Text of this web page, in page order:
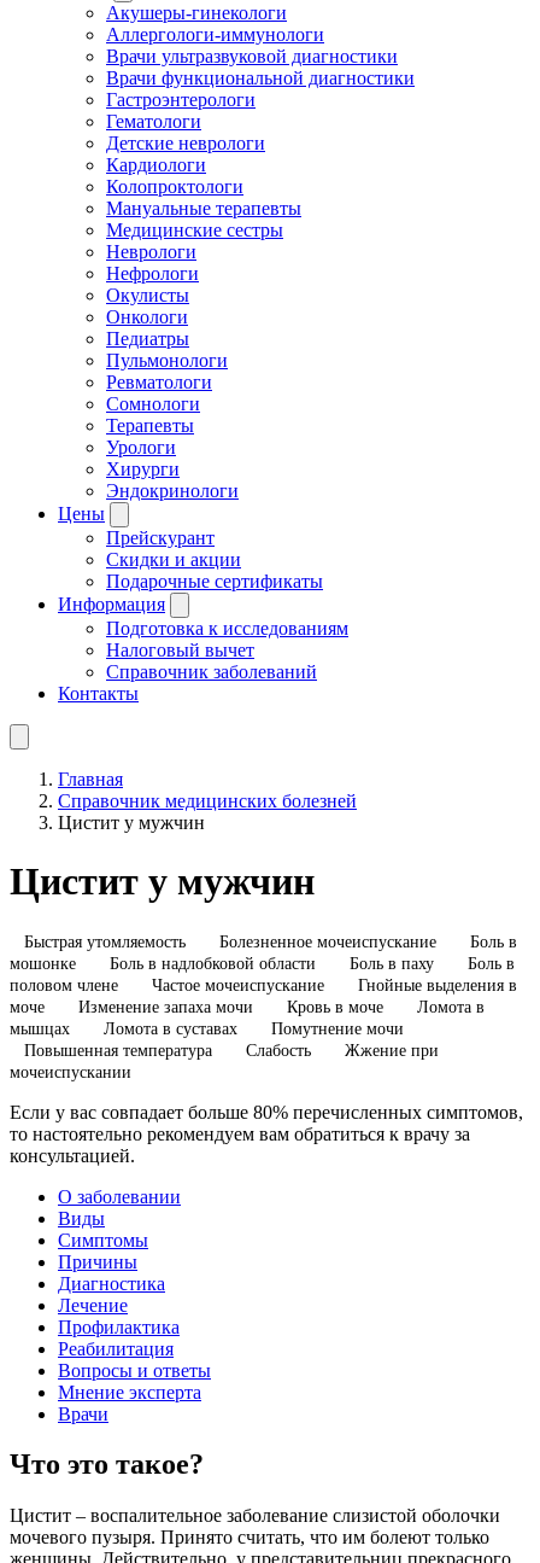
Акушеры-гинекологи
Аллергологи-иммунологи
Врачи ультразвуковой диагностики
Врачи функциональной диагностики
Гастроэнтерологи
Гематологи
Детские неврологи
Кардиологи
Колопроктологи
Мануальные терапевты
Медицинские сестры
Неврологи
Нефрологи
Окулисты
Онкологи
Педиатры
Пульмонологи
Ревматологи
Сомнологи
Терапевты
Урологи
Хирурги
Эндокринологи
Цены
Прейскурант
Скидки и акции
Подарочные сертификаты
Информация
Подготовка к исследованиям
Налоговый вычет
Справочник заболеваний
Контакты
Главная
Справочник медицинских болезней
Цистит у мужчин
Цистит у мужчин
Быстрая утомляемость Болезненное мочеиспускание
Боль в
мошонке
Боль в надлобковой области Боль в паху
Боль в
половом члене
Частое мочеиспускание
Гнойные выделения в
моче
Изменение запаха мочи Кровь в моче
Ломота в
мышцах
Ломота в суставах
Помутнение мочи
Повышенная температура
Слабость
Жжение при
мочеиспускании
Если у вас совпадает больше 80% перечисленных симптомов,
то настоятельно рекомендуем вам обратиться к врачу за
консультацией.
О заболевании
Виды
Симптомы
Причины
Диагностика
Лечение
Профилактика
Реабилитация
Вопросы и ответы
Мнение эксперта
Врачи
Что это такое?
Цистит – воспалительное заболевание слизистой оболочки
мочевого пузыря. Принято считать, что им болеют только